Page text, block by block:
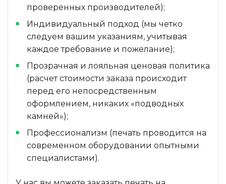
проверенных производителей);
Индивидуальный подход (мы четко
следуем вашим указаниям, учитывая
каждое требование и пожелание);
Прозрачная и лояльная ценовая политика
(расчет стоимости заказа происходит
перед его непосредственным
оформлением, никаких «подводных
камней»);
Профессионализм (печать проводится на
современном оборудовании опытными
специалистами).